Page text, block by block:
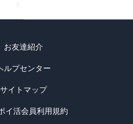
お友達紹介
ルプセンター
サイトマップ
イ活会員利用規約